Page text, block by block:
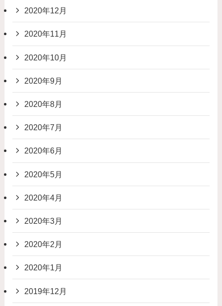
2020年12月
2020年11月
2020年10月
2020年9月
2020年8月
2020年7月
2020年6月
2020年5月
2020年4月
2020年3月
2020年2月
2020年1月
2019年12月